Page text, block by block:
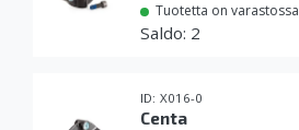
Tuotetta on varastossa
2
X016-0
Centa